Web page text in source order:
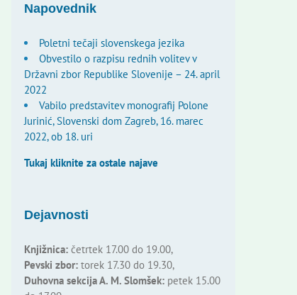
Napovednik
Poletni tečaji slovenskega jezika
Obvestilo o razpisu rednih volitev v
Državni zbor Republike Slovenije – 24. april
2022
Vabilo predstavitev monografij Polone
Jurinić, Slovenski dom Zagreb, 16. marec
2022, ob 18. uri
Tukaj kliknite za ostale najave
Dejavnosti
Knjižnica:četrtek 17.00 do 19.00,
Pevski zbor:torek 17.30 do 19.30,
Duhovna sekcija A. M. Slomšek:petek 15.00